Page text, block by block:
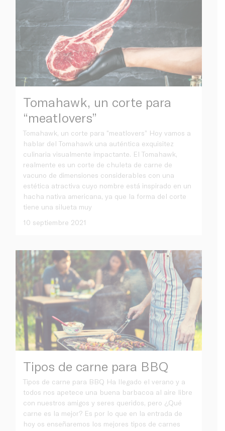
Tomahawk, un corte para
“meatlovers”
Tomahawk, un corte para “meatlovers” Hoy vamos a
hablar del Tomahawk una auténtica exquisitez
culinaria visualmente impactante. El Tomahawk,
realmente es un corte de chuleta de carne de
vacuno de dimensiones considerables con una
estética atractiva cuyo nombre está inspirado en un
hacha nativa americana, ya que la forma del corte
tiene una silueta muy
10 septiembre 2021
Tipos de carne para BBQ
Tipos de carne para BBQ Ha llegado el verano y a
todos nos apetece una buena barbacoa al aire libre
con nuestros amigos y seres queridos, pero ¿Qué
carne es la mejor? Es por lo que en la entrada de
hoy os enseñaremos los mejores tipos de carnes